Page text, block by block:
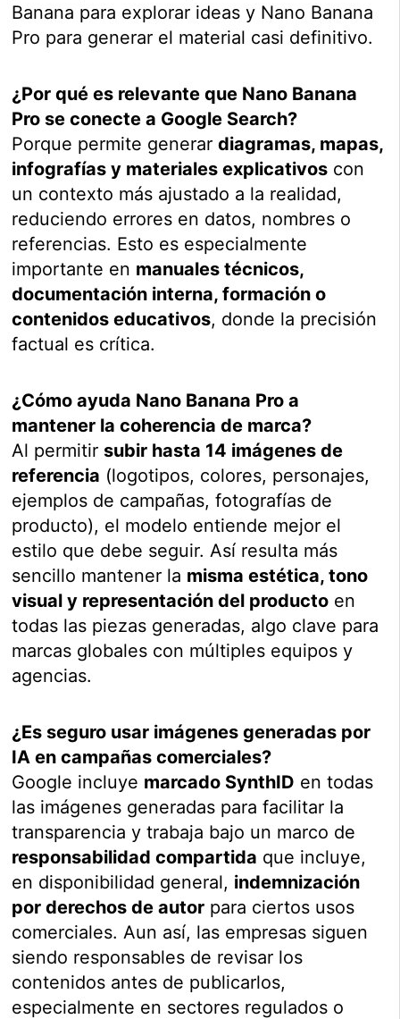
Banana para explorar ideas y Nano Banana
Pro para generar el material casi definitivo.
¿Por qué es relevante que Nano Banana
Pro se conecte a Google Search?
Porque permite generardiagramas, mapas,
infografías y materiales explicativos con
un contexto más ajustado a la realidad,
reduciendo errores en datos, nombres o
referencias. Esto es especialmente
importante en manuales técnicos,
documentación interna, formación o
contenidos educativos, donde la precisión
factual es crítica.
¿Cómo ayuda Nano Banana Pro a
mantener la coherencia de marca?
Al permitir subir hasta 14 imágenes de
referencia (logotipos, colores, personajes,
ejemplos de campañas, fotografías de
producto), el modelo entiende mejor el
estilo que debe seguir. Así resulta más
sencillo mantener la misma estética, tono
visual y representación del producto en
todas las piezas generadas, algo clave para
marcas globales con múltiples equipos y
agencias.
¿Es seguro usar imágenes generadas por
IA en campañas comerciales?
Google incluye marcado SynthID en todas
las imágenes generadas para facilitar la
transparencia y trabaja bajo un marco de
responsabilidad compartida que incluye,
en disponibilidad general, indemnización
por derechos de autor para ciertos usos
comerciales. Aun así, las empresas siguen
siendo responsables de revisar los
contenidos antes de publicarlos,
especialmente en sectores regulados o